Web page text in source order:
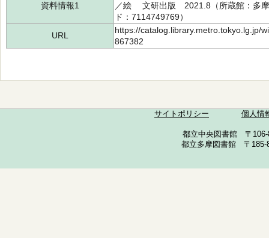
資料情報1
／絵 文研出版 2021.8（所蔵館：多
ド：7114749769）
URL
https://catalog.library.metro.tokyo.lg.jp/
867382
サイトポリシー 個人情
都立中央図書館 〒
都立多摩図書館 〒185-